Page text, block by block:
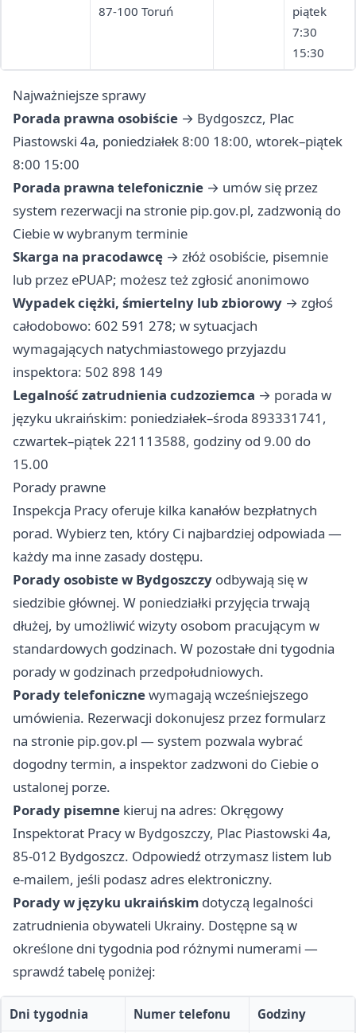
87-100 Toruń
piątek
7:30
15:30
Najważniejsze sprawy
Porada prawna osobiście → Bydgoszcz, Plac
Piastowski 4a, poniedziałek 8:00 18:00, wtorek–piątek
8:00 15:00
Porada prawna telefonicznie → umów się przez
system rezerwacji na stronie pip.gov.pl, zadzwonią do
Ciebie w wybranym terminie
Skarga na pracodawcę → złóż osobiście, pisemnie
lub przez ePUAP; możesz też zgłosić anonimowo
Wypadek ciężki, śmiertelny lub zbiorowy → zgłoś
całodobowo: 602 591 278; w sytuacjach
wymagających natychmiastowego przyjazdu
inspektora: 502 898 149
Legalność zatrudnienia cudzoziemca → porada w
języku ukraińskim: poniedziałek–środa 893331741,
czwartek–piątek 221113588, godziny od 9.00 do
15.00
Porady prawne
Inspekcja Pracy oferuje kilka kanałów bezpłatnych
porad. Wybierz ten, który Ci najbardziej odpowiada —
każdy ma inne zasady dostępu.
Porady osobiste w Bydgoszczy odbywają się w
siedzibie głównej. W poniedziałki przyjęcia trwają
dłużej, by umożliwić wizyty osobom pracującym w
standardowych godzinach. W pozostałe dni tygodnia
porady w godzinach przedpołudniowych.
Porady telefonicznewymagają wcześniejszego
umówienia. Rezerwacji dokonujesz przez formularz
na stronie pip.gov.pl — system pozwala wybrać
dogodny termin, a inspektor zadzwoni do Ciebie o
ustalonej porze.
Porady pisemne kieruj na adres: Okręgowy
Inspektorat Pracy w Bydgoszczy, Plac Piastowski 4a,
85-012 Bydgoszcz. Odpowiedź otrzymasz listem lub
e-mailem, jeśli podasz adres elektroniczny.
Porady w języku ukraińskim dotyczą legalności
zatrudnienia obywateli Ukrainy. Dostępne są w
określone dni tygodnia pod różnymi numerami —
sprawdź tabelę poniżej:
Dni tygodnia Numer telefonu Godziny